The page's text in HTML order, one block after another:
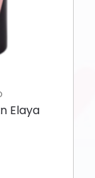
Elaya